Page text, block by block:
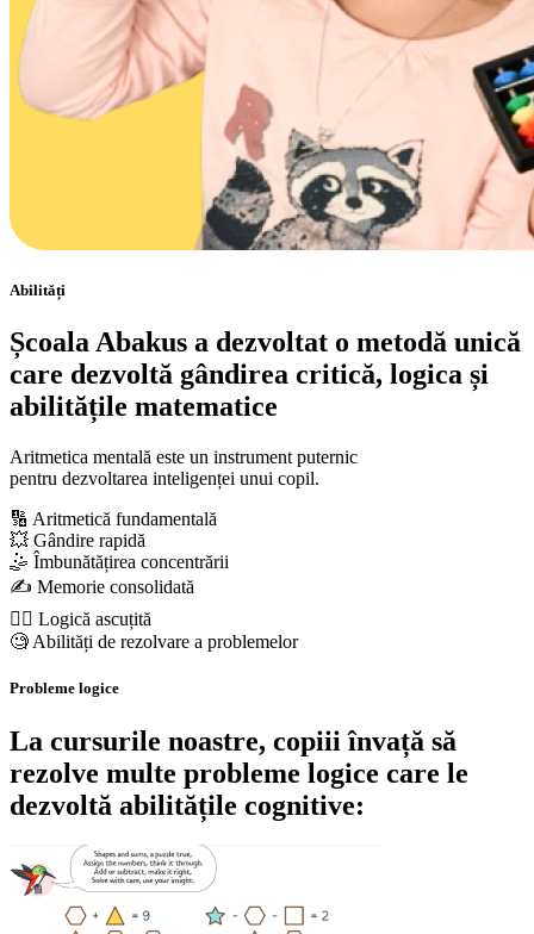
Abilități
Școala Abakus a dezvoltat o metodă unică
care dezvoltă gândirea critică, logica și
abilitățile matematice
Aritmetica mentală este un instrument puternic
pentru dezvoltarea inteligenței unui copil.
🔢 Aritmetică fundamentală
💥 Gândire rapidă
🤹 Îmbunătățirea concentrării
✍️ Memorie consolidată
🕵️‍♀️ Logică ascuțită
🧐 Abilități de rezolvare a problemelor
Probleme logice
La cursurile noastre, copiii învață să
rezolve multe probleme logice care le
dezvoltă abilitățile cognitive: